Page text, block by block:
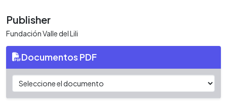
Publisher
Fundación Valle del Lili
Documentos PDF